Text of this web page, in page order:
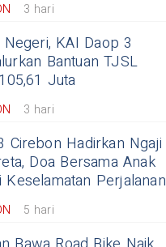
3 hari
KAI Daop 3
Bantuan TJSL
Juta
3 hari
Cirebon Hadirkan Ngaji
Doa Bersama Anak
Keselamatan Perjalanan
5 hari